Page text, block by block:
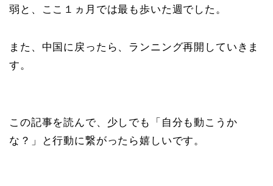
弱と、ここ１ヵ月では最も歩いた週でした。
また、中国に戻ったら、ランニング再開していきま
す。
この記事を読んで、少しでも「自分も動こうか
な？」と行動に繋がったら嬉しいです。